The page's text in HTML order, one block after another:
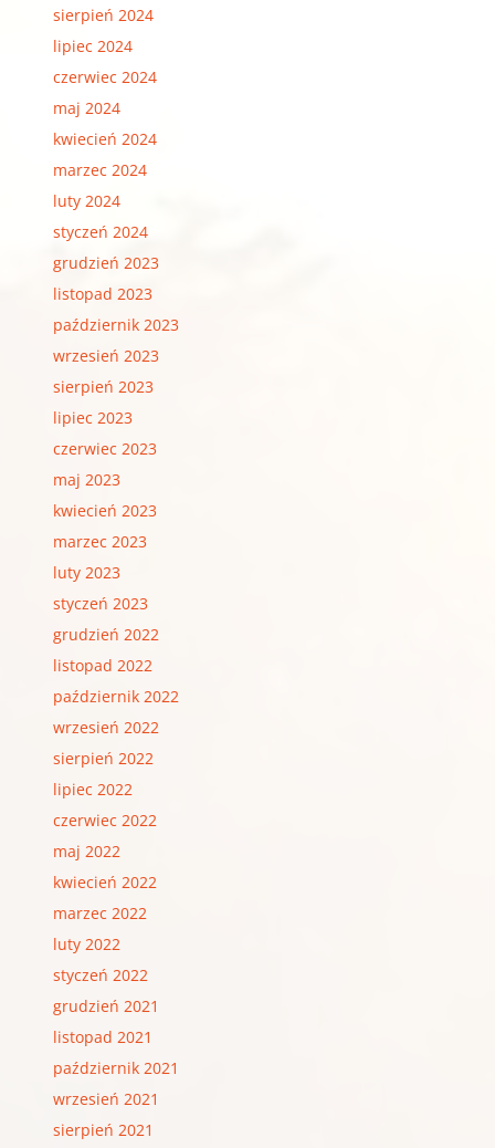
sierpień 2024
lipiec 2024
czerwiec 2024
maj 2024
kwiecień 2024
marzec 2024
luty 2024
styczeń 2024
grudzień 2023
listopad 2023
październik 2023
wrzesień 2023
sierpień 2023
lipiec 2023
czerwiec 2023
maj 2023
kwiecień 2023
marzec 2023
luty 2023
styczeń 2023
grudzień 2022
listopad 2022
październik 2022
wrzesień 2022
sierpień 2022
lipiec 2022
czerwiec 2022
maj 2022
kwiecień 2022
marzec 2022
luty 2022
styczeń 2022
grudzień 2021
listopad 2021
październik 2021
wrzesień 2021
sierpień 2021